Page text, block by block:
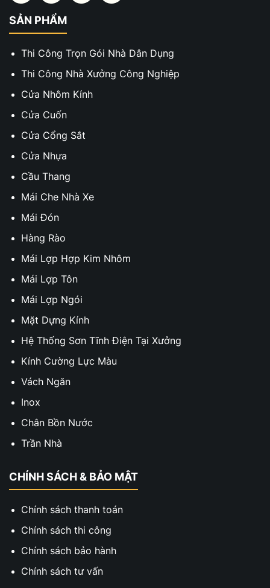
SẢN PHẨM
Thi Công Trọn Gói Nhà Dân Dụng
Thi Công Nhà Xưởng Công Nghiệp
Cửa Nhôm Kính
Cửa Cuốn
Cửa Cổng Sắt
Cửa Nhựa
Cầu Thang
Mái Che Nhà Xe
Mái Đón
Hàng Rào
Mái Lợp Hợp Kim Nhôm
Mái Lợp Tôn
Mái Lợp Ngói
Mặt Dựng Kính
Hệ Thống Sơn Tĩnh Điện Tại Xưởng
Kính Cường Lực Màu
Vách Ngăn
Inox
Chân Bồn Nước
Trần Nhà
CHÍNH SÁCH & BẢO MẬT
Chính sách thanh toán
Chính sách thi công
Chính sách bảo hành
Chính sách tư vấn